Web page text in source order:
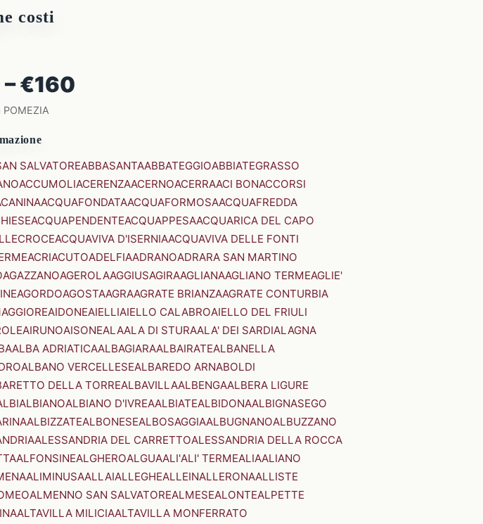
costi
€160
POMEZIA
SALVATOREABBASANTAABBATEGGIOABBIATEGRASSO
ACCUMOLIACERENZAACERNOACERRAACI BONACCORSI
ACQUAFONDATAACQUAFORMOSAACQUAFREDDA
ACQUAPENDENTEACQUAPPESAACQUARICA DEL CAPO
ACQUAVIVA D'ISERNIAACQUAVIVA DELLE FONTI
ACRIACUTOADELFIAADRANOADRARA SAN MARTINO
AGAZZANOAGEROLAAGGIUSAGIRAAGLIANAAGLIANO TERMEAGLIE'
AGORDOAGOSTAAGRAAGRATE BRIANZAAGRATE CONTURBIA
AIDONEAIELLIAIELLO CALABROAIELLO DEL FRIULI
AIRUNOAISONEALAALA DI STURAALA' DEI SARDIALAGNA
ALBA ADRIATICAALBAGIARAALBAIRATEALBANELLA
ALBANO VERCELLESEALBAREDO ARNABOLDI
DELLA TORREALBAVILLAALBENGAALBERA LIGURE
ALBIANOALBIANO D'IVREAALBIATEALBIDONAALBIGNASEGO
ALBIZZATEALBONESEALBOSAGGIAALBUGNANOALBUZZANO
ALESSANDRIA DEL CARRETTOALESSANDRIA DELLA ROCCA
ALFONSINEALGHEROALGUAALI'ALI' TERMEALIAALIANO
ALIMINUSAALLAIALLEGHEALLEINALLERONAALLISTE
ALMENNO SAN SALVATOREALMESEALONTEALPETTE
ALTAVILLA MILICIAALTAVILLA MONFERRATO